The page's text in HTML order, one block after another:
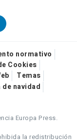
normativo
Cookies
Temas
navidad
Europa Press.
la redistribución